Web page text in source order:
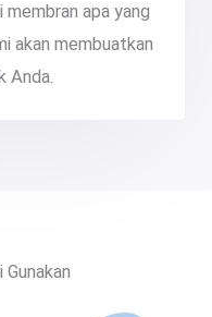
apa yang
akan membuatkan
Anda.
Gunakan